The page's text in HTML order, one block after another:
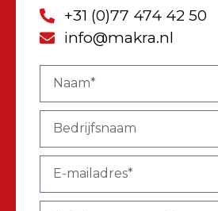
+31 (0)77 474 42 50
info@makra.nl